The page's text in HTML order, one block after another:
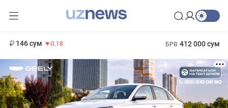
146 сум -0.18 БРВ 412 000 сум